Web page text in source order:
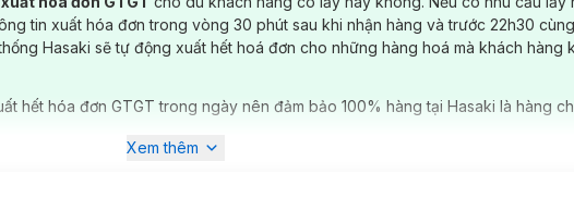
tin xuất hóa đơn trong vòng 30 phút sau khi nhận hàng và trước 22h30
Hasaki sẽ tự động xuất hết hoá đơn cho những hàng hoá mà khách hàng
hết hóa đơn GTGT trong ngày nên đảm bảo 100% hàng tại Hasaki là hàng
Xem thêm